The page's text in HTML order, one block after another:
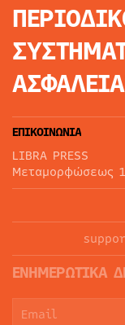
ΕΠΙΚΟΙΝΩΝΙΑ
LIBRA PRESS
Μεταμορφώσεως
ΕΝΗΜΕΡΩΤΙΚΑ